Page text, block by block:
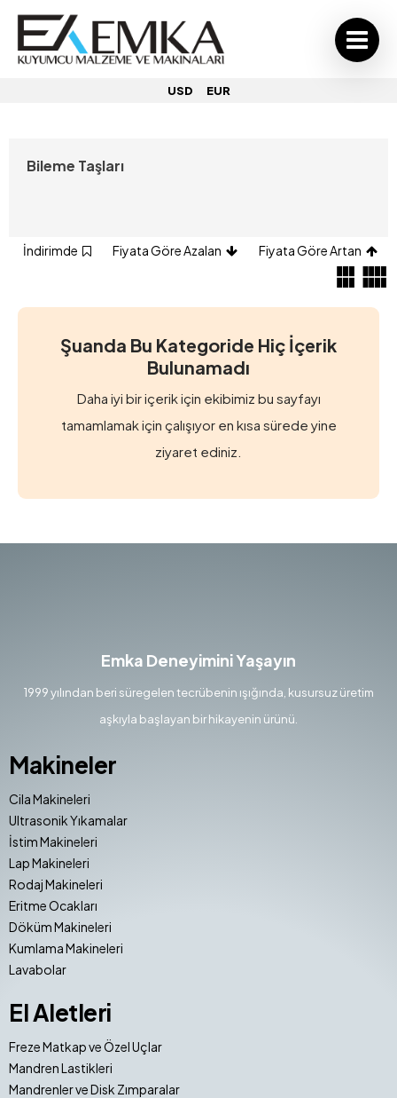
USD EUR
Bileme Taşları
İndirimde Fiyata Göre Azalan Fiyata Göre Artan
Şuanda Bu Kategoride Hiç İçerik
Bulunamadı
Daha iyi bir içerik için ekibimiz bu sayfayı
tamamlamak için çalışıyor en kısa sürede yine
ziyaret ediniz.
Emka Deneyimini Yaşayın
1999 yılından beri süregelen tecrübenin ışığında, kusursuz üretim
aşkıyla başlayan bir hikayenin ürünü.
Makineler
Cila Makineleri
Ultrasonik Yıkamalar
İstim Makineleri
Lap Makineleri
Rodaj Makineleri
Eritme Ocakları
Döküm Makineleri
Kumlama Makineleri
Lavabolar
El Aletleri
Freze Matkap ve Özel Uçlar
Mandren Lastikleri
Mandrenler ve Disk Zımparalar